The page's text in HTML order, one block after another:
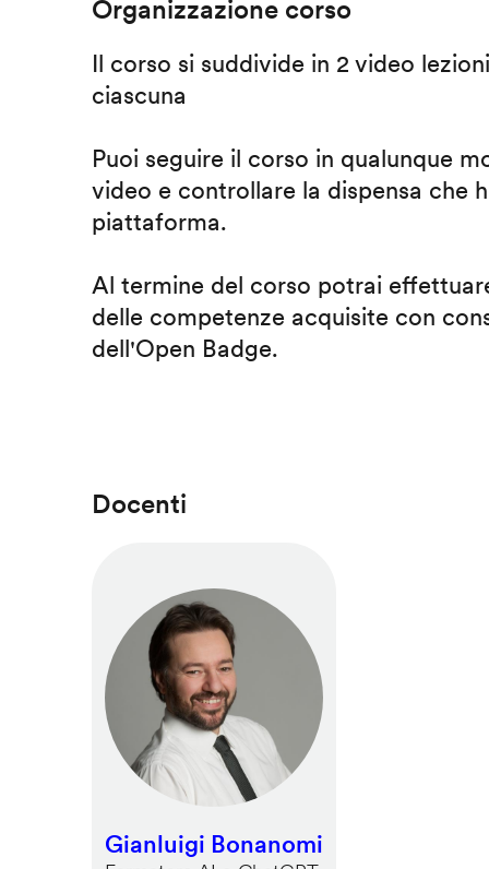
Organizzazione corso
Il corso si suddivide in 2 video
ciascuna
Puoi seguire il corso in qualunque
video e controllare la dispensa che
piattaforma.
Al termine del corso potrai
delle competenze acquisite con
dell'Open Badge.
Docenti
Gianluigi Bonanomi